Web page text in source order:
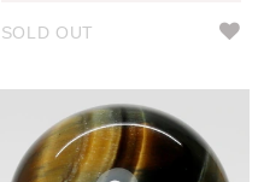
SOLD OUT